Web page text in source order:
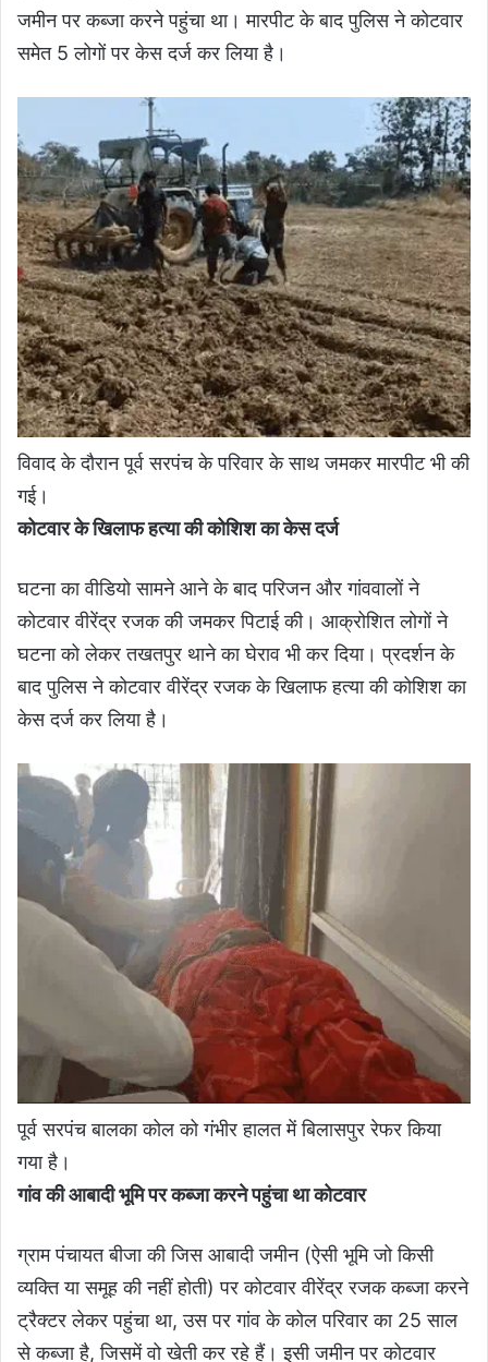
जमीन पर कब्जा करने पहुंचा था। मारपीट के बाद पुलिस ने कोटवार
समेत 5 लोगों पर केस दर्ज कर लिया है।
विवाद के दौरान पूर्व सरपंच के परिवार के साथ जमकर मारपीट भी की
गई।
कोटवार के खिलाफ हत्या की कोशिश का केस दर्ज
घटना का वीडियो सामने आने के बाद परिजन और गांववालों ने
कोटवार वीरेंद्र रजक की जमकर पिटाई की। आक्रोशित लोगों ने
घटना को लेकर तखतपुर थाने का घेराव भी कर दिया। प्रदर्शन के
बाद पुलिस ने कोटवार वीरेंद्र रजक के खिलाफ हत्या की कोशिश का
केस दर्ज कर लिया है।
पूर्व सरपंच बालका कोल को गंभीर हालत में बिलासपुर रेफर किया
गया है।
गांव की आबादी भूमि पर कब्जा करने पहुंचा था कोटवार
ग्राम पंचायत बीजा की जिस आबादी जमीन (ऐसी भूमि जो किसी
व्यक्ति या समूह की नहीं होती) पर कोटवार वीरेंद्र रजक कब्जा करने
ट्रैक्टर लेकर पहुंचा था, उस पर गांव के कोल परिवार का 25 साल
से कब्जा है, जिसमें वो खेती कर रहे हैं। इसी जमीन पर कोटवार